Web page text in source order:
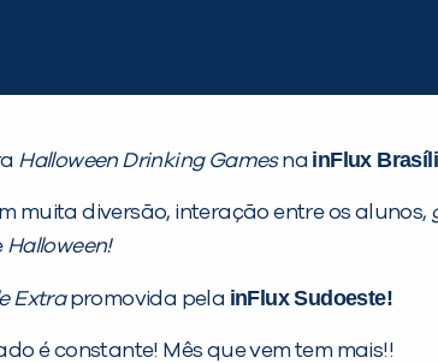
Halloween Drinking Gamesna inFlux
muita diversão, interação entre os alunos,
Halloween!
Extrapromovida pela inFlux Sudoeste!
é constante! Mês que vem tem mais!!